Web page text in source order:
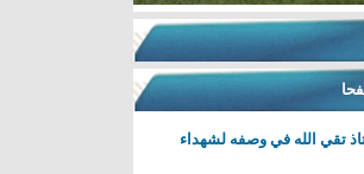
تقي الله في وصفه لشهداء